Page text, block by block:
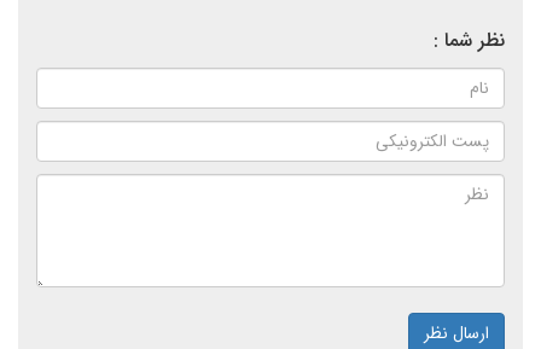
نظر شما :
ارسال نظر